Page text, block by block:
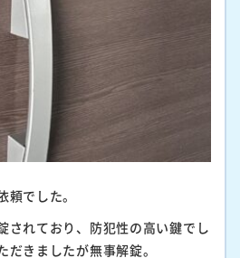
でした。
されており、防犯性の高い鍵でし
きましたが無事解錠。